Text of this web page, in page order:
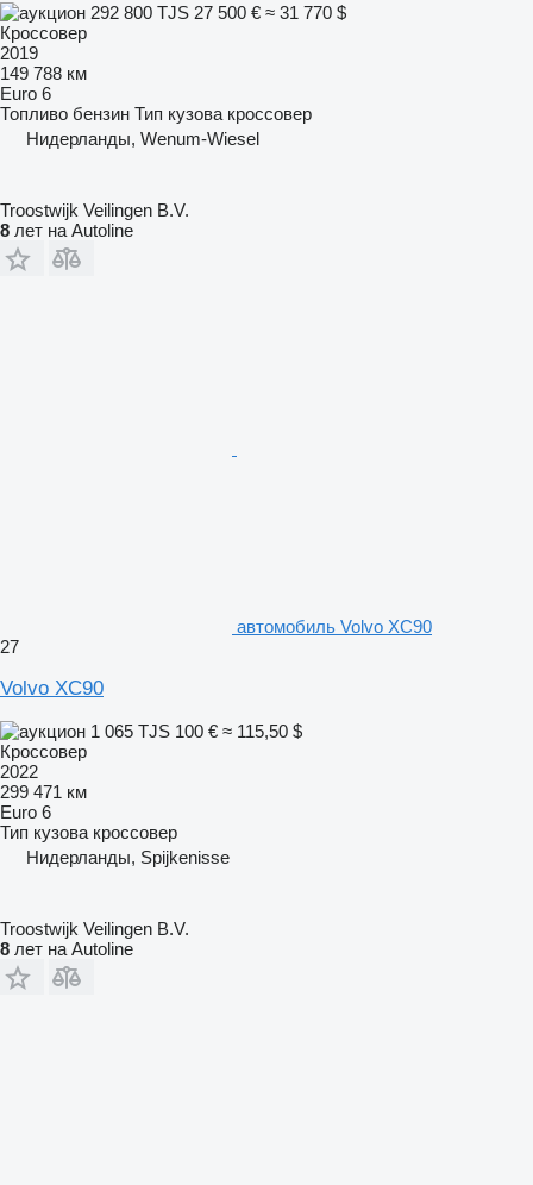
292 800 TJS 27 500 € ≈ 31 770 $
Кроссовер
2019
149 788 км
Euro 6
Топливо бензин Тип кузова кроссовер
Нидерланды, Wenum-Wiesel
Troostwijk Veilingen B.V.
8 лет на Autoline
автомобиль Volvo XC90
27
Volvo XC90
1 065 TJS 100 € ≈ 115,50 $
Кроссовер
2022
299 471 км
Euro 6
Тип кузова кроссовер
Нидерланды, Spijkenisse
Troostwijk Veilingen B.V.
8 лет на Autoline